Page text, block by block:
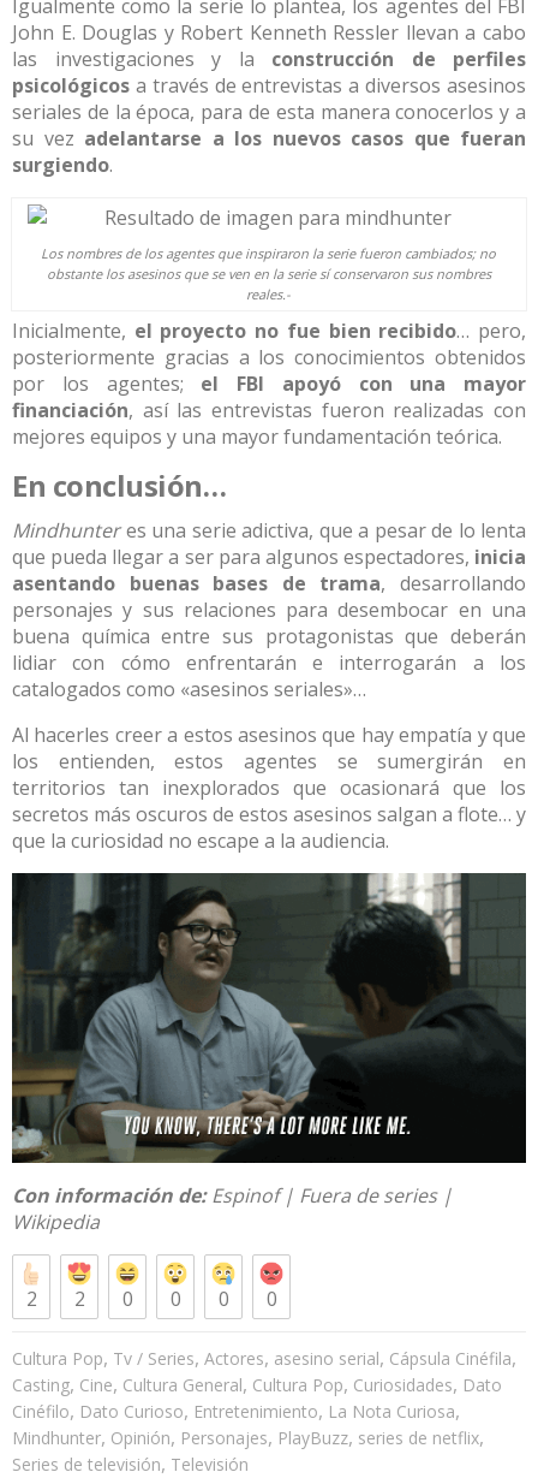
Igualmente como la serie lo plantea, los agentes del FBI
John E. Douglas y Robert Kenneth Ressler llevan a cabo
las investigaciones y la construcción de perfiles
psicológicos a través de entrevistas a diversos asesinos
seriales de la época, para de esta manera conocerlos y a
su vez adelantarse a los nuevos casos que fueran
surgiendo.
Los nombres de los agentes que inspiraron la serie fueron cambiados; no
obstante los asesinos que se ven en la serie sí conservaron sus nombres
reales.-
Inicialmente, el proyecto no fue bien recibido… pero,
posteriormente gracias a los conocimientos obtenidos
por los agentes; el FBI apoyó con una mayor
financiación, así las entrevistas fueron realizadas con
mejores equipos y una mayor fundamentación teórica.
En conclusión…
Mindhunteres una serie adictiva, que a pesar de lo lenta
que pueda llegar a ser para algunos espectadores, inicia
asentando buenas bases de trama, desarrollando
personajes y sus relaciones para desembocar en una
buena química entre sus protagonistas que deberán
lidiar con cómo enfrentarán e interrogarán a los
catalogados como «asesinos seriales»…
Al hacerles creer a estos asesinos que hay empatía y que
los entienden, estos agentes se sumergirán en
territorios tan inexplorados que ocasionará que los
secretos más oscuros de estos asesinos salgan a flote… y
que la curiosidad no escape a la audiencia.
Con información de: Espinof| Fuera de series|
Wikipedia
2 2 0 0 0 0
Cultura Pop, Tv / Series, Actores, asesino serial, Cápsula Cinéfila,
Casting, Cine, Cultura General, Cultura Pop, Curiosidades, Dato
Cinéfilo, Dato Curioso, Entretenimiento, La Nota Curiosa,
Mindhunter, Opinión, Personajes, PlayBuzz, series de netflix,
Series de televisión, Televisión